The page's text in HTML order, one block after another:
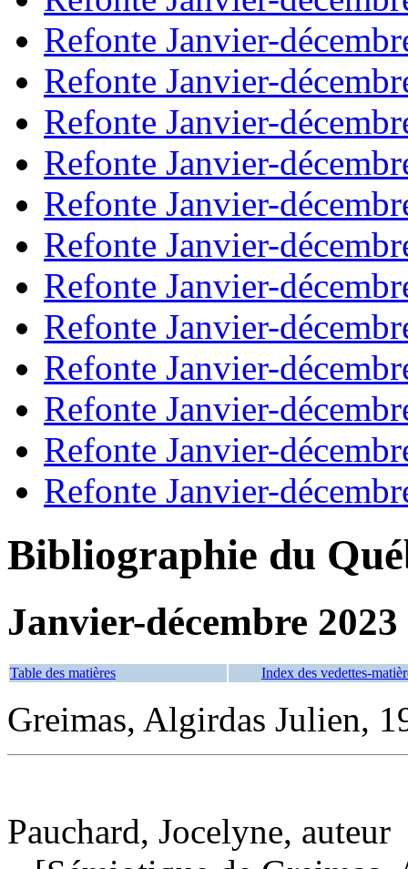
Refonte Janvier-
Refonte Janvier-
Refonte Janvier-
Refonte Janvier-
Refonte Janvier-
Refonte Janvier-
Refonte Janvier-
Refonte Janvier-
Refonte Janvier-
Refonte Janvier-
Refonte Janvier-
Refonte Janvier-
Bibliographie du
Janvier-décembre 2023
Table des matières Index des vedettes-
Greimas, Algirdas Julien,
Pauchard, Jocelyne, auteur